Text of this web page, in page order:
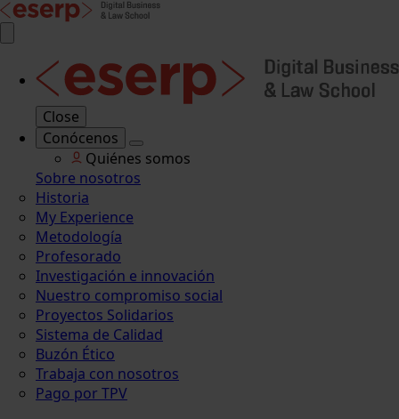
Close
Conócenos
Quiénes somos
Sobre nosotros
Historia
My Experience
Metodología
Profesorado
Investigación e innovación
Nuestro compromiso social
Proyectos Solidarios
Sistema de Calidad
Buzón Ético
Trabaja con nosotros
Pago por TPV